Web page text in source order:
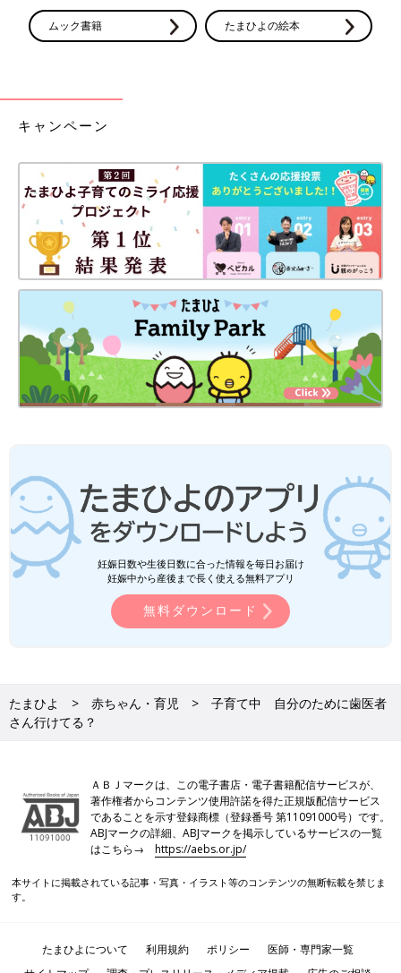
ムック書籍 たまひよの絵本
キャンペーン
妊娠日数や生後日数に合った情報を毎日お届け
妊娠中から産後まで長く使える無料アプリ
無料ダウンロード
たまひよ 赤ちゃん・育児
子育て中 自分のために歯医者
さん行けてる？
ＡＢＪマークは、この電子書店・電子書籍配信サービスが、
著作権者からコンテンツ使用許諾を得た正規版配信サービス
であることを示す登録商標（登録番号 第11091000号）です。
ABJマークの詳細、ABJマークを掲示しているサービスの一覧
はこちら→https://aebs.or.jp/
本サイトに掲載されている記事・写真・イラスト等のコンテンツの無断転載を禁じま
す。
たまひよについて 利用規約 ポリシー
医師・専門家一覧